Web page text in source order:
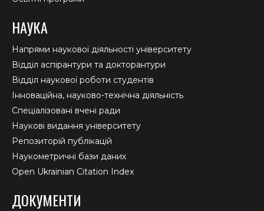
НАУКА
Напрями наукової діяльності університету
Відділ аспірантури та докторантури
Відділ наукової роботи студентів
Інноваційна, науково-технічна діяльність
Спеціалізовані вчені ради
Наукові видання університету
Репозиторій публікацій
Наукометричні бази даних
Open Ukrainian Citation Index
ДОКУМЕНТИ